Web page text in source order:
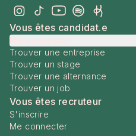
Vous êtes candidat.e
Trouver une entreprise
Trouver un stage
Trouver une alternance
Trouver un job
Vous êtes recruteur
S'inscrire
Me connecter